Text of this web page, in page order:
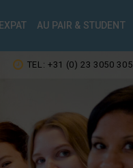
EXPAT AU PAIR & STUDENT
TEL: +31 (0) 23 3050 305